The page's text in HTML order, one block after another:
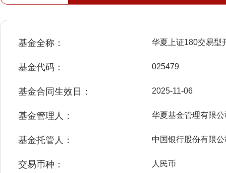
基金全称： 华夏上证180交易型
基金代码： 025479
基金合同生效日： 2025-11-06
基金管理人： 华夏基金管理有限公
基金托管人： 中国银行股份有限公
交易币种： 人民币